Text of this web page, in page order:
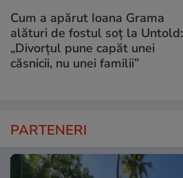
Cum a apărut Ioana Grama
alături de fostul soț la Untold:
„Divorțul pune capăt unei
căsnicii, nu unei familii”
PARTENERI